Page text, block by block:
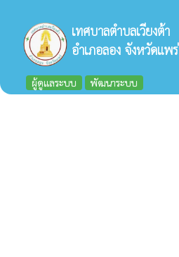
เทศบาลตำบลเวียงต้า
อำเภอลอง จังหวัดแพร่
ผู้ดูแลระบบ พัฒนาระบบ